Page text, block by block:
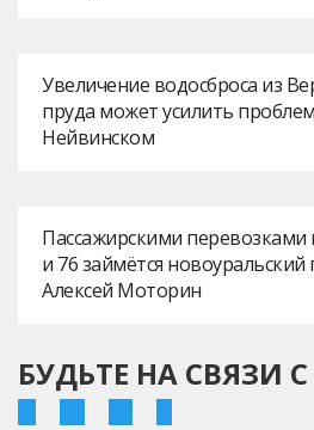
Увеличение водосброса из
пруда может усилить
Нейвинском
Пассажирскими
и 76 займётся
Алексей Моторин
БУДЬТЕ НА СВЯЗИ